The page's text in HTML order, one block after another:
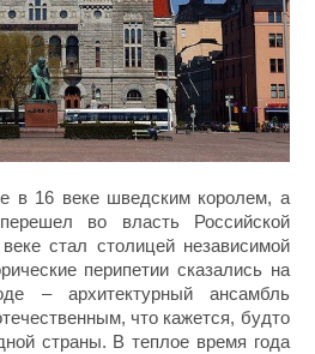
в 16 веке шведским королем, а
во власть Российской
стал столицей независимой
перипетии сказались на
– архитектурный ансамбль
что кажется, будто
страны. В теплое время года